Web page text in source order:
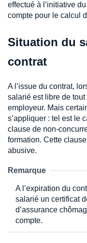
effectué à l’initiative
compte pour le calcul
Situation du
contrat
A l’issue du contrat,
salarié est libre de
employeur. Mais
s’appliquer : tel est le
clause de non-
formation. Cette
abusive.
Remarque
A l’expiration du
salarié un certificat
d’assurance
compte.